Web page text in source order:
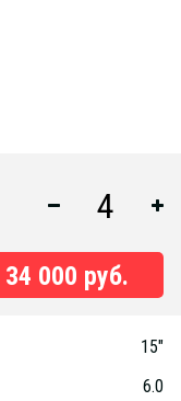
34 000 руб.
15"
6.0